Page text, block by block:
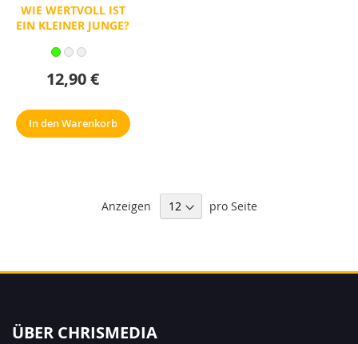
WIE WERTVOLL IST
EIN KLEINER JUNGE?
12,90 €
In den Warenkorb
Anzeigen pro Seite
ÜBER CHRISMEDIA